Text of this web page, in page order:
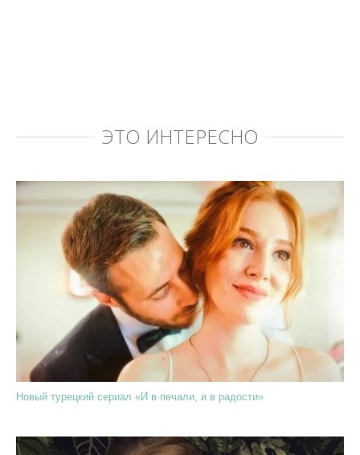
ЭТО ИНТЕРЕСНО
Новый турецкий сериал «И в печали, и в радости»